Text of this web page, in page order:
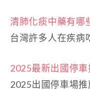
清肺化痰中藥有哪
台灣許多人在疾病
2025最新出國停車
2025出國停車場